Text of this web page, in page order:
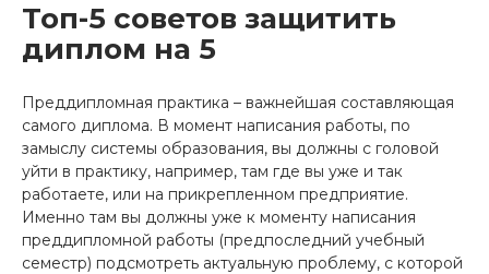
Топ-5 советов защитить
диплом на 5
Преддипломная практика – важнейшая составляющая
самого диплома. В момент написания работы, по
замыслу системы образования, вы должны с головой
уйти в практику, например, там где вы уже и так
работаете, или на прикрепленном предприятие.
Именно там вы должны уже к моменту написания
преддипломной работы (предпоследний учебный
семестр) подсмотреть актуальную проблему, с которой